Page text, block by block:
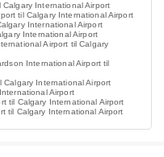
International Airport
til Calgary International Airport
International Airport
International Airport
Airport til Calgary
International Airport til
Calgary International Airport
Airport
til Calgary International Airport
til Calgary International Airport